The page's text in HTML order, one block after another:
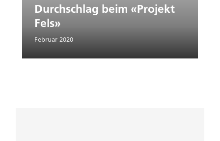
Durchschlag beim «Projekt
Fels»
Februar 2020